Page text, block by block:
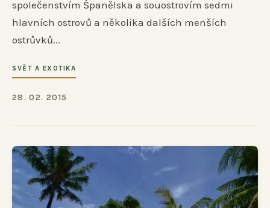
společenstvím Španělska a souostrovím sedmi
hlavních ostrovů a několika dalších menších
ostrůvků...
SVĚT A EXOTIKA
28. 02. 2015